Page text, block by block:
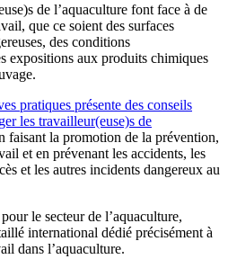
de l’aquaculture font face à de
que ce soient des surfaces
des conditions
expositions aux produits chimiques
pratiques présente des conseils
les travailleur(euse)s de
faisant la promotion de la prévention,
et en prévenant les accidents, les
et les autres incidents dangereux au
le secteur de l’aquaculture,
international dédié précisément à
dans l’aquaculture.